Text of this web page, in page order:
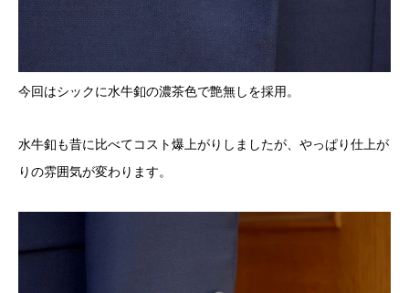
今回はシックに水牛釦の濃茶色で艶無しを採用。
水牛釦も昔に比べてコスト爆上がりしましたが、やっぱり仕上が
りの雰囲気が変わります。